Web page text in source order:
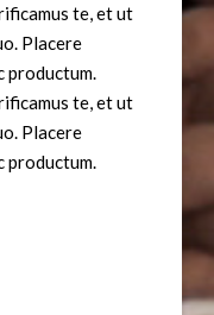
te, et ut
Placere
productum.
te, et ut
Placere
productum.